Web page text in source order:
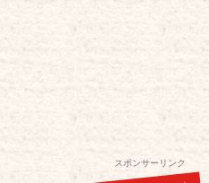
スポンサーリンク